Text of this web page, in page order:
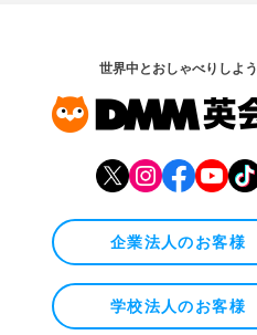
世界中とおしゃべりしよう
企業法人のお客様
学校法人のお客様